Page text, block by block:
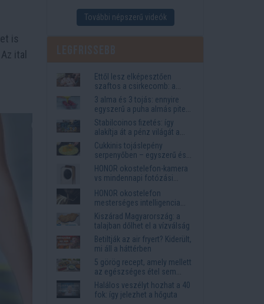
is
ital
Western Union
További népszerű videók
Ettől lesz elképesztően
szaftos a csirkecomb: a
sörös pác a titok
3 alma és 3 tojás: ennyire
egyszerű a puha almás pite
titka
Stabilcoinos fizetés: így
alakítja át a pénz világát a
Visa, a Mastercard és a
Western Union
Cukkinis tojáslepény
serpenyőben – egyszerű és
laktató vacsora
HONOR okostelefon-kamera
vs mindennapi fotózási
igények
HONOR okostelefon
mesterséges intelligencia
funkciók, amelyek
megkönnyítik az életet
Kiszárad Magyarország: a
talajban dőlhet el a vízválság
Betiltják az air fryert? Kiderült,
mi áll a háttérben
5 görög recept, amely mellett
az egészséges étel sem
tűnik lemondásnak
Halálos veszélyt hozhat a 40
fok: így jelezhet a hőguta